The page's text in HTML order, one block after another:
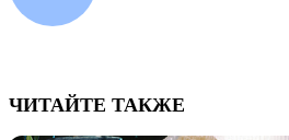
ЧИТАЙТЕ ТАКЖЕ